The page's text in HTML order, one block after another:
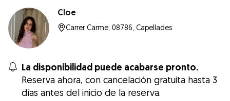
Cloe
Carrer Carme, 08786, Capellades
La disponibilidad puede acabarse pronto.
Reserva ahora, con cancelación gratuita hasta 3
días antes del inicio de la reserva.